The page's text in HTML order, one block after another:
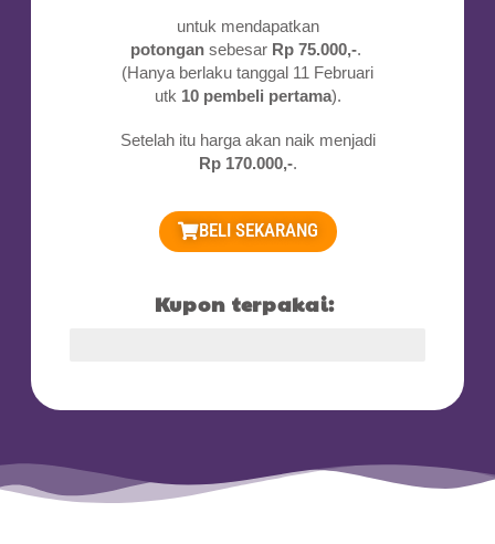
untuk mendapatkan
potongansebesar Rp 75.000,-.
(Hanya berlaku tanggal 11 Februari
utk 10 pembeli pertama).
Setelah itu harga akan naik menjadi
Rp 170.000,-.
BELI SEKARANG
Kupon terpakai: